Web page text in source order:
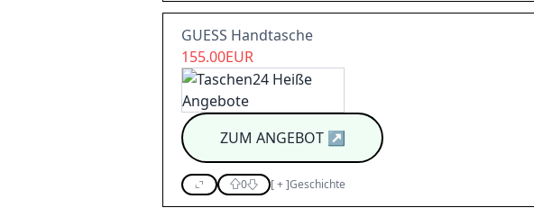
GUESS Handtasche
155.00EUR
ZUM ANGEBOT↗
0 [+]Geschichte